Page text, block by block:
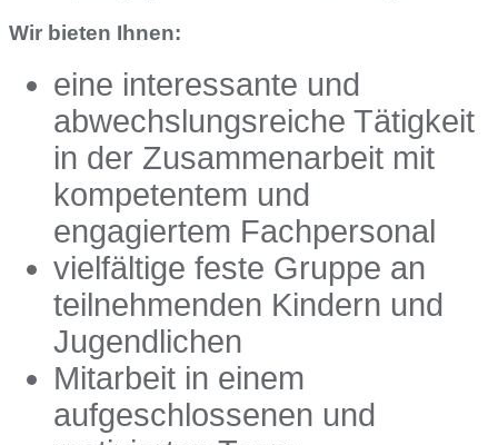
Wir bieten Ihnen:
eine interessante und
abwechslungsreiche Tätigkeit
in der Zusammenarbeit mit
kompetentem und
engagiertem Fachpersonal
vielfältige feste Gruppe an
teilnehmenden Kindern und
Jugendlichen
Mitarbeit in einem
aufgeschlossenen und